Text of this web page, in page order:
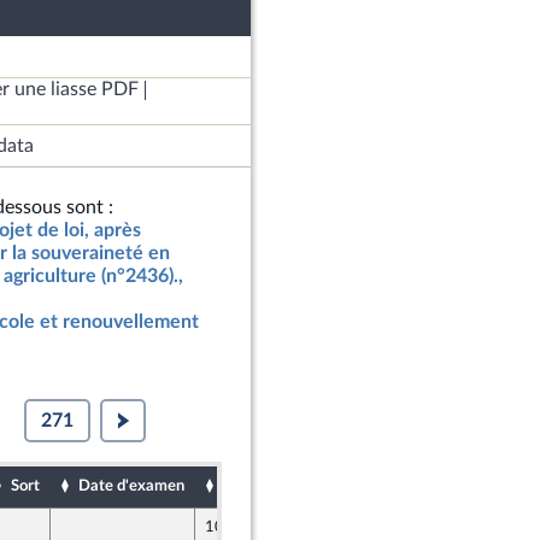
une liasse PDF
sont :
de loi, après
la souveraineté en
(n°2436).,
et renouvellement
271
Sort Date d'examen
10 mai 2024